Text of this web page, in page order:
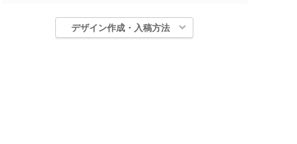
デザイン作成・入稿方法